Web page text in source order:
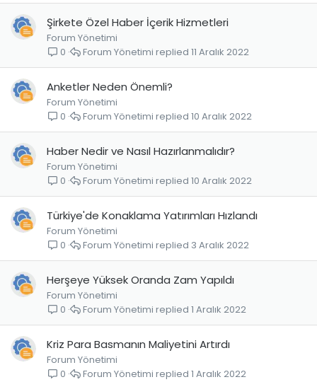
Şirkete Özel Haber İçerik Hizmetleri
Forum Yönetimi
0
11 Aralık 2022
Forum Yönetimi
Anketler Neden Önemli?
Forum Yönetimi
0
10 Aralık 2022
Forum Yönetimi
Haber Nedir ve Nasıl Hazırlanmalıdır?
Forum Yönetimi
0
10 Aralık 2022
Forum Yönetimi
Türkiye'de Konaklama Yatırımları Hızlandı
Forum Yönetimi
0
3 Aralık 2022
Forum Yönetimi
Herşeye Yüksek Oranda Zam Yapıldı
Forum Yönetimi
0
1 Aralık 2022
Forum Yönetimi
Kriz Para Basmanın Maliyetini Artırdı
Forum Yönetimi
0
1 Aralık 2022
Forum Yönetimi